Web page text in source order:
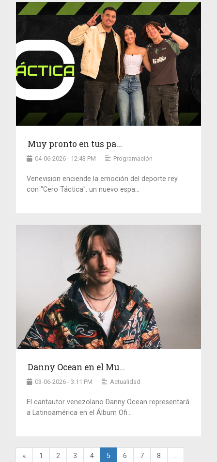
Muy pronto en tus pa...
04-06-2026 - 12:43 PM Programación
Venevision enciende la emoción del deporte rey
con "Cero Táctica", un nuevo espa...
Danny Ocean en el Mu...
03-06-2026 - 3:11 PM Actualidad
El cantautor venezolano Danny Ocean representará
a Latinoamérica en el Álbum Ofi...
« 1 2 3 4 5 6 7 8